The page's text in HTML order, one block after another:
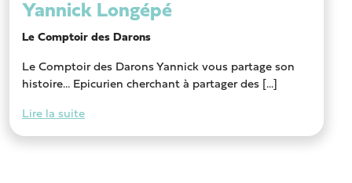
Yannick Longépé
Le Comptoir des Darons
Le Comptoir des Darons Yannick vous partage son
histoire… Epicurien cherchant à partager des [...]
Lire la suite